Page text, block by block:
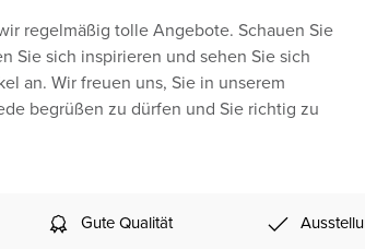
regelmäßig tolle Angebote. Schauen Sie
Sie sich inspirieren und sehen Sie sich
an. Wir freuen uns, Sie in unserem
begrüßen zu dürfen und Sie richtig zu
Gute Qualität